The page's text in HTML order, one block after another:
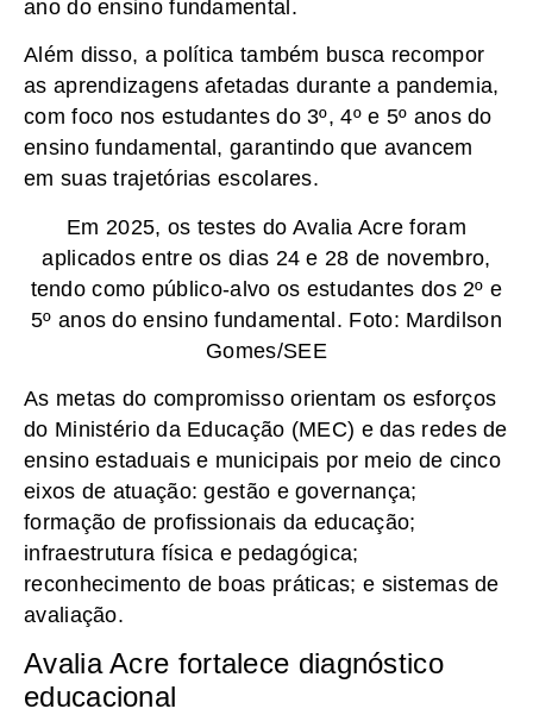
ano do ensino fundamental.
Além disso, a política também busca recompor
as aprendizagens afetadas durante a pandemia,
com foco nos estudantes do 3º, 4º e 5º anos do
ensino fundamental, garantindo que avancem
em suas trajetórias escolares.
Em 2025, os testes do Avalia Acre foram
aplicados entre os dias 24 e 28 de novembro,
tendo como público-alvo os estudantes dos 2º e
5º anos do ensino fundamental. Foto: Mardilson
Gomes/SEE
As metas do compromisso orientam os esforços
do Ministério da Educação (MEC) e das redes de
ensino estaduais e municipais por meio de cinco
eixos de atuação: gestão e governança;
formação de profissionais da educação;
infraestrutura física e pedagógica;
reconhecimento de boas práticas; e sistemas de
avaliação.
Avalia Acre fortalece diagnóstico
educacional